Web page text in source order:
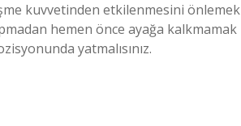
kuvvetinden etkilenmesini önlemek
hemen önce ayağa kalkmamak
yatmalısınız.